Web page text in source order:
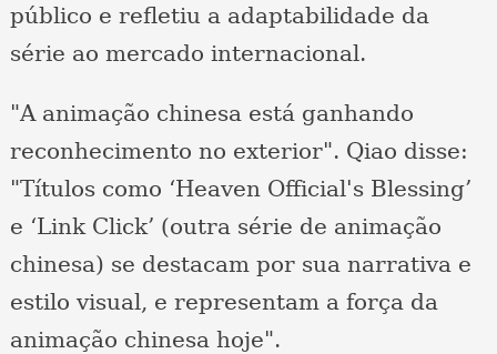
público e refletiu a adaptabilidade da
série ao mercado internacional.
"A animação chinesa está ganhando
reconhecimento no exterior". Qiao disse:
"Títulos como ‘Heaven Official's Blessing’
e ‘Link Click’ (outra série de animação
chinesa) se destacam por sua narrativa e
estilo visual, e representam a força da
animação chinesa hoje".